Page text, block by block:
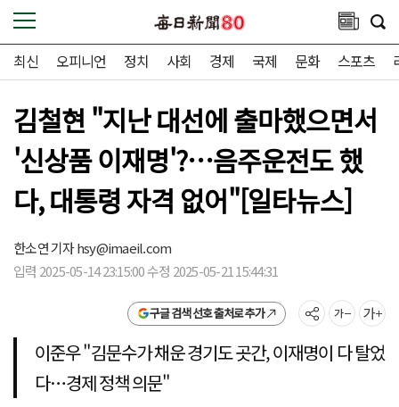
최신 오피니언 정치 사회 경제 국제 문화 스포츠
김철현 "지난 대선에 출마했으면서
'신상품 이재명'?…음주운전도 했
다, 대통령 자격 없어"[일타뉴스]
한소연 기자hsy@imaeil.com
입력 2025-05-14 23:15:00 수정 2025-05-21 15:44:31
구글 검색 선호 출처로 추가
이준우 "김문수가 채운 경기도 곳간, 이재명이 다 탈었
다…경제 정책 의문"